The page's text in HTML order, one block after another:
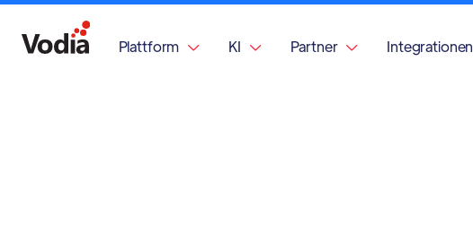
Plattform  KI  Partner  Integrationen